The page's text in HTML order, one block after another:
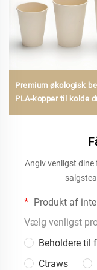
Premium økologisk
PLA-kopper til kolde
Angiv venligst
Produkt af
Vælg venligst
Beholdere til
Ctraws